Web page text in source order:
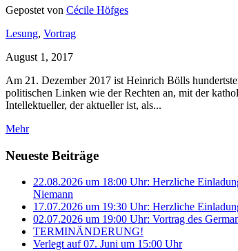
Gepostet von Cécile Höfges
Lesung, Vortrag
August 1, 2017
Am 21. Dezember 2017 ist Heinrich Bölls
politischen Linken wie der Rechten an, mit der
Intellektueller, der aktueller ist, als...
Mehr
Neueste Beiträge
22.08.2026 um 18:00 Uhr: Herzliche
Niemann
17.07.2026 um 19:30 Uhr: Herzliche
02.07.2026 um 19:00 Uhr: Vortrag des
TERMINÄNDERUNG!
Verlegt auf 07. Juni um 15:00 Uhr